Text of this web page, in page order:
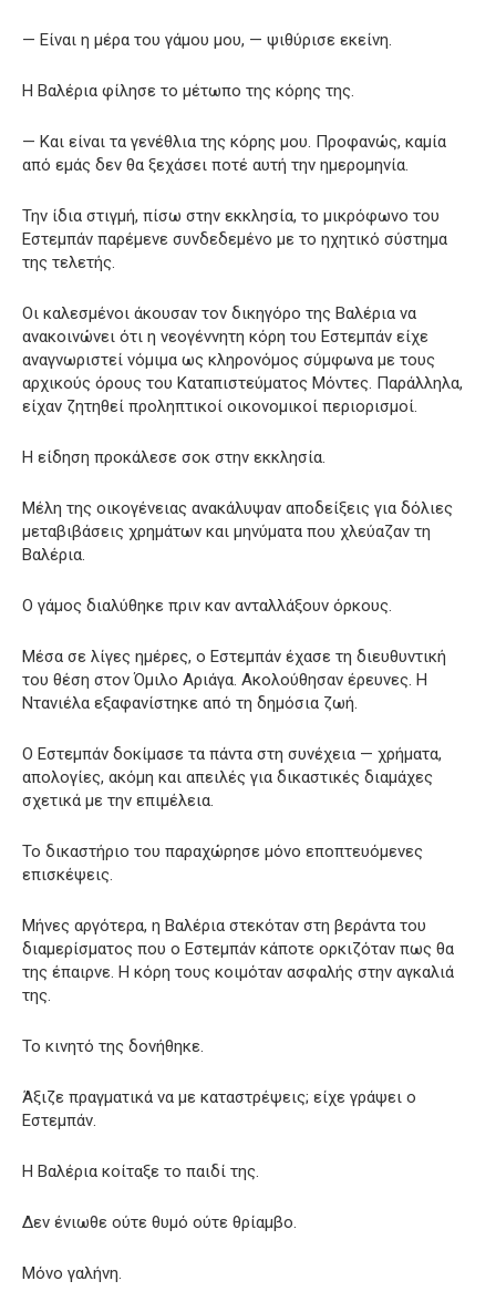
— Είναι η μέρα του γάμου μου, — ψιθύρισε εκείνη.
Η Βαλέρια φίλησε το μέτωπο της κόρης της.
— Και είναι τα γενέθλια της κόρης μου. Προφανώς, καμία
από εμάς δεν θα ξεχάσει ποτέ αυτή την ημερομηνία.
Την ίδια στιγμή, πίσω στην εκκλησία, το μικρόφωνο του
Εστεμπάν παρέμενε συνδεδεμένο με το ηχητικό σύστημα
της τελετής.
Οι καλεσμένοι άκουσαν τον δικηγόρο της Βαλέρια να
ανακοινώνει ότι η νεογέννητη κόρη του Εστεμπάν είχε
αναγνωριστεί νόμιμα ως κληρονόμος σύμφωνα με τους
αρχικούς όρους του Καταπιστεύματος Μόντες. Παράλληλα,
είχαν ζητηθεί προληπτικοί οικονομικοί περιορισμοί.
Η είδηση προκάλεσε σοκ στην εκκλησία.
Μέλη της οικογένειας ανακάλυψαν αποδείξεις για δόλιες
μεταβιβάσεις χρημάτων και μηνύματα που χλεύαζαν τη
Βαλέρια.
Ο γάμος διαλύθηκε πριν καν ανταλλάξουν όρκους.
Μέσα σε λίγες ημέρες, ο Εστεμπάν έχασε τη διευθυντική
του θέση στον Όμιλο Αριάγα. Ακολούθησαν έρευνες. Η
Ντανιέλα εξαφανίστηκε από τη δημόσια ζωή.
Ο Εστεμπάν δοκίμασε τα πάντα στη συνέχεια — χρήματα,
απολογίες, ακόμη και απειλές για δικαστικές διαμάχες
σχετικά με την επιμέλεια.
Το δικαστήριο του παραχώρησε μόνο εποπτευόμενες
επισκέψεις.
Μήνες αργότερα, η Βαλέρια στεκόταν στη βεράντα του
διαμερίσματος που ο Εστεμπάν κάποτε ορκιζόταν πως θα
της έπαιρνε. Η κόρη τους κοιμόταν ασφαλής στην αγκαλιά
της.
Το κινητό της δονήθηκε.
Άξιζε πραγματικά να με καταστρέψεις; είχε γράψει ο
Εστεμπάν.
Η Βαλέρια κοίταξε το παιδί της.
Δεν ένιωθε ούτε θυμό ούτε θρίαμβο.
Μόνο γαλήνη.